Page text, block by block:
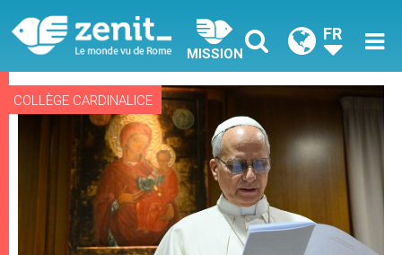
MISSION
FR
COLLÈGE CARDINALICE